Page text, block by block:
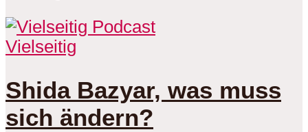
Vielseitig
Shida Bazyar, was muss
sich ändern?